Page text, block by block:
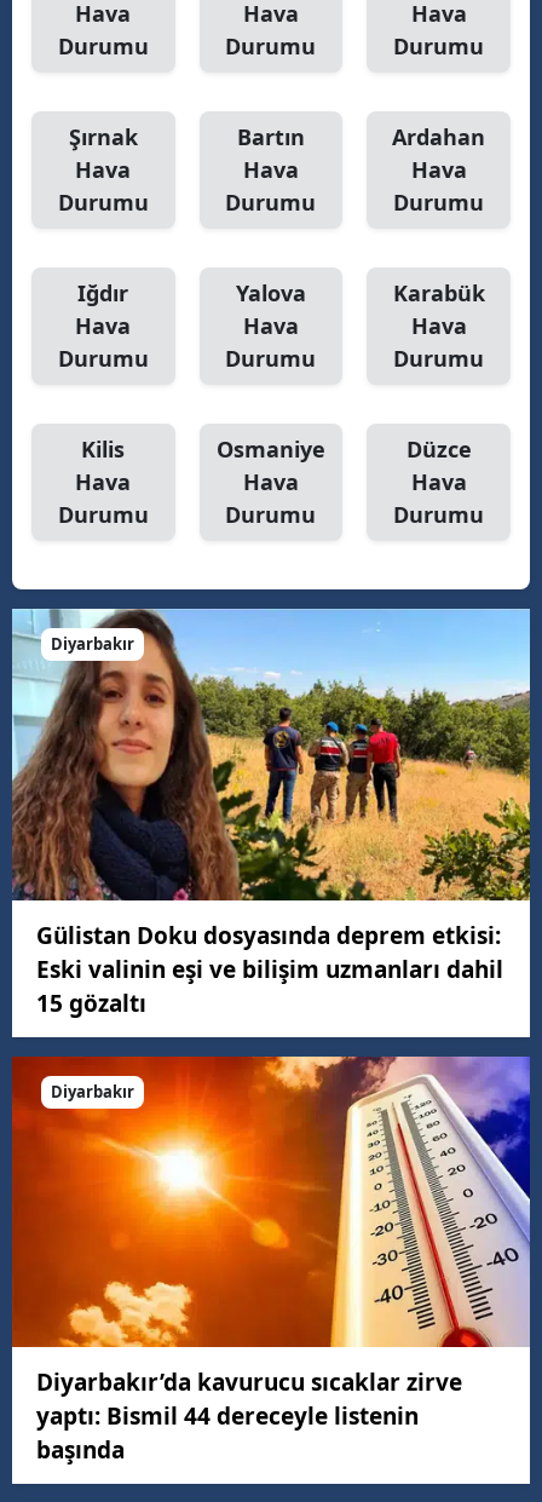
Hava
Durumu
Hava
Durumu
Hava
Durumu
Şırnak
Hava
Durumu
Bartın
Hava
Durumu
Ardahan
Hava
Durumu
Iğdır
Hava
Durumu
Yalova
Hava
Durumu
Karabük
Hava
Durumu
Kilis
Hava
Durumu
Osmaniye
Hava
Durumu
Düzce
Hava
Durumu
Diyarbakır
Gülistan Doku dosyasında deprem etkisi:
Eski valinin eşi ve bilişim uzmanları dahil
15 gözaltı
Diyarbakır
Diyarbakır’da kavurucu sıcaklar zirve
yaptı: Bismil 44 dereceyle listenin
başında